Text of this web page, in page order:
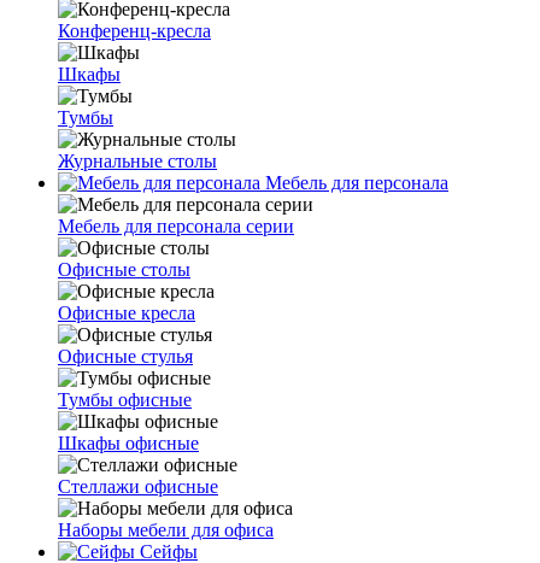
Конференц-кресла
Шкафы
Тумбы
Журнальные столы
Мебель для персонала
Мебель для персонала серии
Офисные столы
Офисные кресла
Офисные стулья
Тумбы офисные
Шкафы офисные
Стеллажи офисные
Наборы мебели для офиса
Сейфы